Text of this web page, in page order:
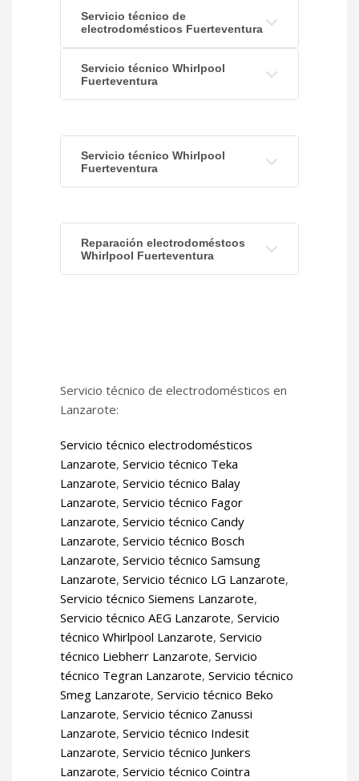
Servicio técnico de
electrodomésticos Fuerteventura
Servicio técnico Whirlpool
Fuerteventura
Servicio técnico Whirlpool
Fuerteventura
Reparación electrodoméstcos
Whirlpool Fuerteventura
Servicio técnico de electrodomésticos en
Lanzarote:
Servicio técnico electrodomésticos
Lanzarote, Servicio técnico Teka
Lanzarote, Servicio técnico Balay
Lanzarote, Servicio técnico Fagor
Lanzarote, Servicio técnico Candy
Lanzarote, Servicio técnico Bosch
Lanzarote, Servicio técnico Samsung
Lanzarote, Servicio técnico LG Lanzarote,
Servicio técnico Siemens Lanzarote,
Servicio técnico AEG Lanzarote, Servicio
técnico Whirlpool Lanzarote, Servicio
técnico Liebherr Lanzarote, Servicio
técnico Tegran Lanzarote, Servicio técnico
Smeg Lanzarote, Servicio técnico Beko
Lanzarote, Servicio técnico Zanussi
Lanzarote, Servicio técnico Indesit
Lanzarote, Servicio técnico Junkers
Lanzarote, Servicio técnico Cointra